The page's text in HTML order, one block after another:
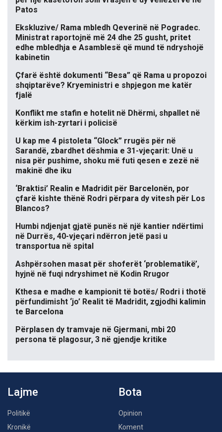
Patos
Ekskluzive/ Rama mbledh Qeverinë në Pogradec.
Ministrat raportojnë më 24 dhe 25 gusht, pritet
edhe mbledhja e Asamblesë që mund të ndryshojë
kabinetin
Çfarë është dokumenti “Besa” që Rama u propozoi
shqiptarëve? Kryeministri e shpjegon me katër
fjalë
Konflikt me stafin e hotelit në Dhërmi, shpallet në
kërkim ish-zyrtari i policisë
U kap me 4 pistoleta “Glock” rrugës për në
Sarandë, zbardhet dëshmia e 31-vjeçarit: Unë u
nisa për pushime, shoku më futi qesen e zezë në
makinë dhe iku
‘Braktisi’ Realin e Madridit për Barcelonën, por
çfarë kishte thënë Rodri përpara dy vitesh për Los
Blancos?
Humbi ndjenjat gjatë punës në një kantier ndërtimi
në Durrës, 40-vjeçari ndërron jetë pasi u
transportua në spital
Ashpërsohen masat për shoferët ‘problematikë’,
hyjnë në fuqi ndryshimet në Kodin Rrugor
Kthesa e madhe e kampionit të botës/ Rodri i thotë
përfundimisht ‘jo’ Realit të Madridit, zgjodhi kalimin
te Barcelona
Përplasen dy tramvaje në Gjermani, mbi 20
persona të plagosur, 3 në gjendje kritike
Lajme
Politikë
Kronikë
Bota
Opinion
Koment